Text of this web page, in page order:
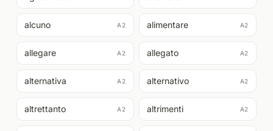
alcuno A2 alimentare A2
allegare A2 allegato A2
alternativa A2 alternativo A2
altrettanto A2 altrimenti A2